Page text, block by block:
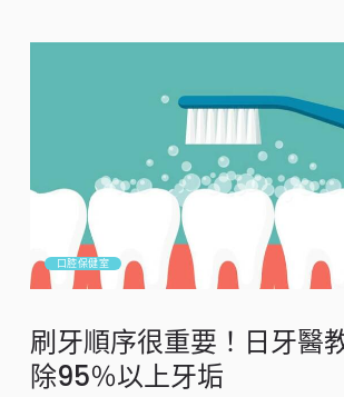
口腔保健室
刷牙順序很重要！日牙醫
除95％以上牙垢